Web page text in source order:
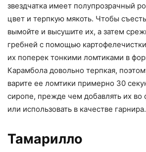
звездчатка имеет полупрозрачный
цвет и терпкую мякоть. Чтобы
вымойте и высушите их, а затем
гребней с помощью
их поперек тонкими ломтиками в
Карамбола довольно терпкая,
варите ее ломтики примерно 30
сиропе, прежде чем добавлять их во
или использовать в качестве гарнира.
Тамарилло